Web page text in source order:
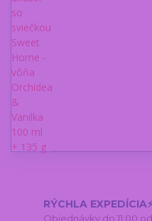
RÝCHLA
Objednávky do 11:00